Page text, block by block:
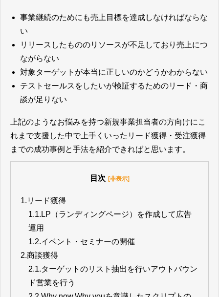
事業継続のためにも売上目標を達成しなければならな
い
リリースしたもののリソースが不足しており売上につ
ながらない
対象ターゲットが本当に正しいのかどうかわからない
テストセールスをしたいが検証するためのリード・商
談が足りない
上記のようなお悩みを持つ新規事業担当者の方向けにこ
れまで支援した中で上手くいったリード獲得・受注獲得
までの成功事例と手法を紹介できればと思います。
目次 [非表示]
1. リード獲得
1.1. LP（ランディングページ）を作成して広告
運用
1.2.イベント・セミナーの開催
2.商談獲得
2.1.ターゲットのリスト抽出を行いアウトバウン
ド営業を行う